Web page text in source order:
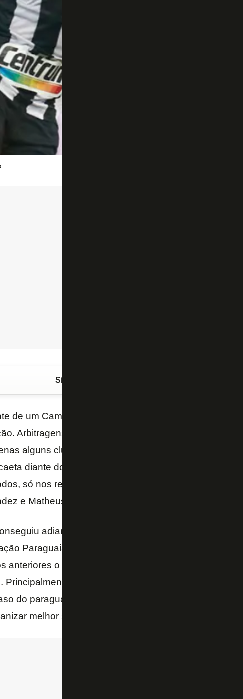
Siga o FogãoNET
de um Campeonato Carioca que flerta com a
Arbitragens caóticas e as semifinais marcadas para
alguns clubes sofrem com isso, pois o Flamengo,
diante do Vasco. Entretanto como o sol na Ferj
só nos resta analisar o que estamos observando.
e Matheus Nascimento mostram o que Botafogo
adiar a apresentação de Matheus. Além disso
Paraguaia. Mas nada comparado a reclamações
anteriores o clube estaria gritando que nem louco e
Principalmente em relação a Matheus Nascimento,
do paraguaio, por ser Eliminatórias, não se tem
melhor seu calendário.